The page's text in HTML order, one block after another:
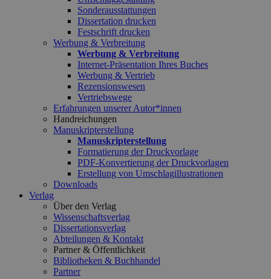
Sonderausstattungen
Dissertation drucken
Festschrift drucken
Werbung & Verbreitung
Werbung & Verbreitung
Internet-Präsentation Ihres Buches
Werbung & Vertrieb
Rezensionswesen
Vertriebswege
Erfahrungen unserer Autor*innen
Handreichungen
Manuskripterstellung
Manuskripterstellung
Formatierung der Druckvorlage
PDF-Konvertierung der Druckvorlagen
Erstellung von Umschlagillustrationen
Downloads
Verlag
Über den Verlag
Wissenschaftsverlag
Dissertationsverlag
Abteilungen & Kontakt
Partner & Öffentlichkeit
Bibliotheken & Buchhandel
Partner